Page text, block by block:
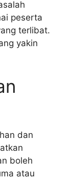
peserta
terlibat.
yakin
dan
boleh
atau